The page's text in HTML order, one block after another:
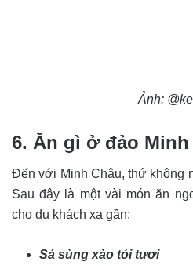
Ảnh:
6. Ăn gì ở đảo
Đến với Minh Châu, thứ không
Sau đây là một vài món ăn
cho du khách xa gần:
Sá sùng xào tỏi tươi